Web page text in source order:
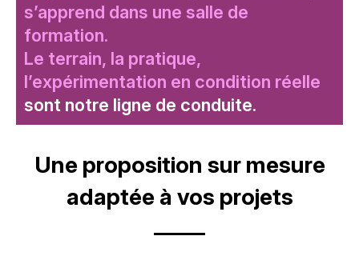
s’apprend dans une salle de
formation.
Le terrain, la pratique,
l’expérimentation en condition réelle
sont notre ligne de conduite.
Titre
Une proposition sur mesure
adaptée à vos projets